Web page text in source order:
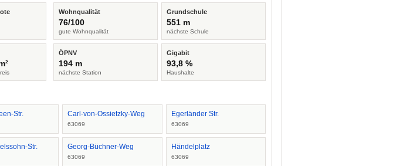
Wohnqualität
76/100
gute Wohnqualität
Grundschule
551 m
nächste Schule
ÖPNV
194 m
nächste Station
Gigabit
93,8 %
Haushalte
Str. Carl-von-Ossietzky-Weg
63069
Egerländer Str.
63069
Str. Georg-Büchner-Weg
63069
Händelplatz
63069